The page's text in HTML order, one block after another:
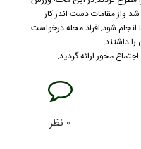
واز مقامات دست اندر کار
شود.افراد محله درخواست
داشتند.
محور ارائه گردید.
۰ نظر